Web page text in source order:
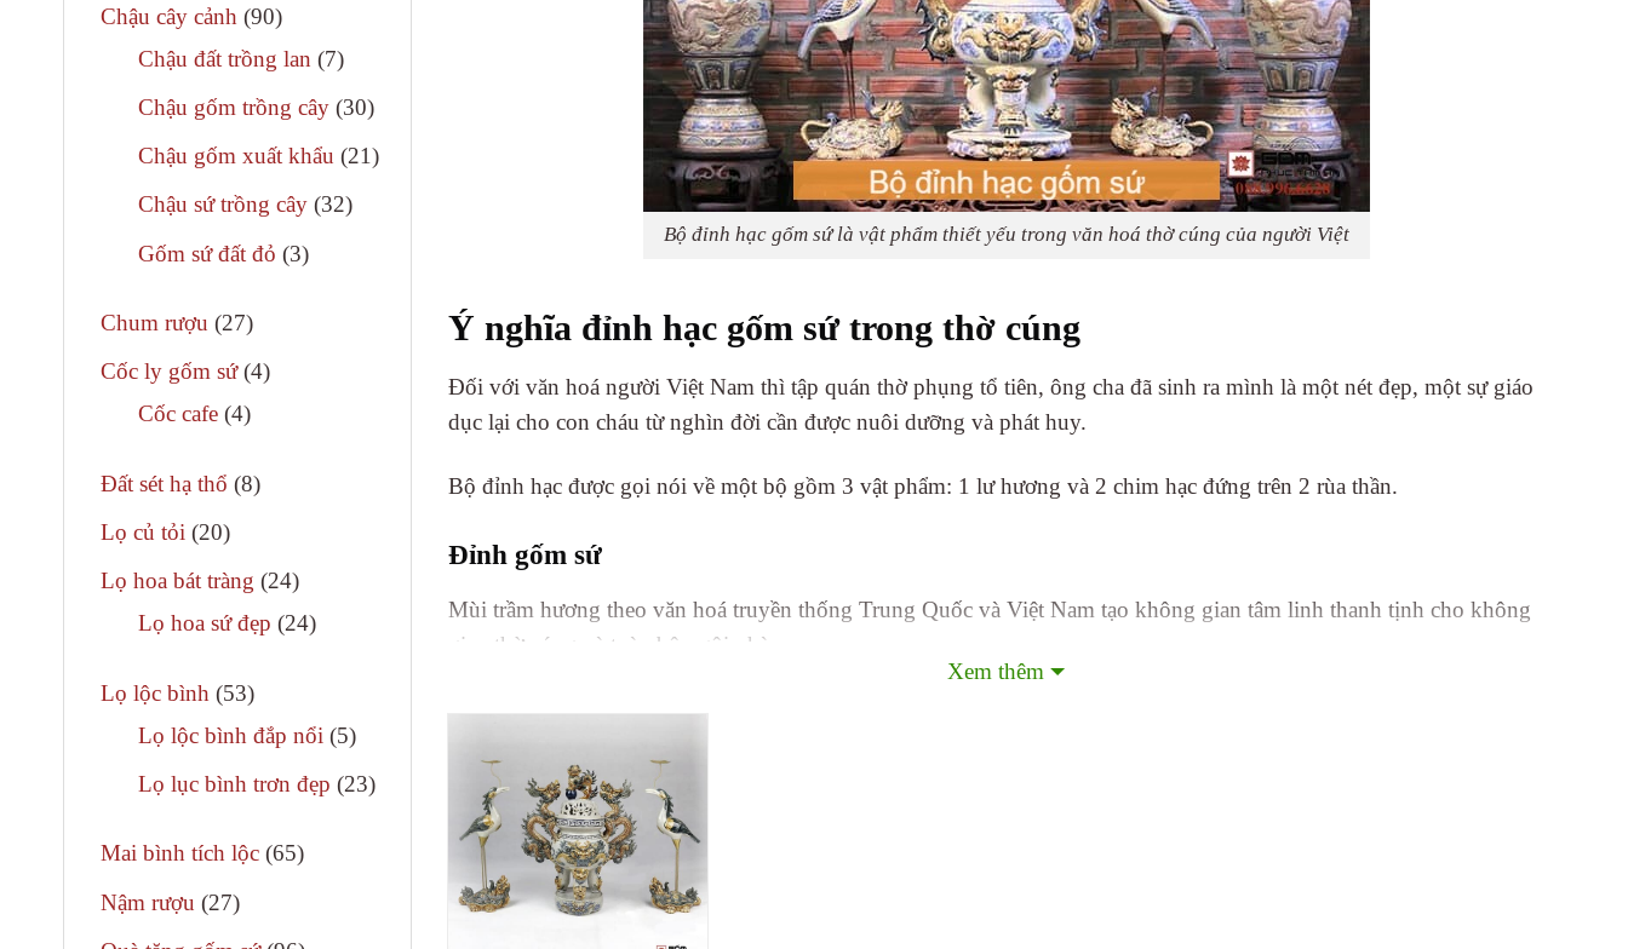
Chậu cây cảnh 9090
sản
Chậu đất trồng lan 77
phẩm
Chậu gốm trồng cây 3030
phẩm
Chậu gốm xuất khẩu 2121
Chậu sứ trồng cây 3232
Gốm sứ đất đỏ 33
Chum rượu 2727
phẩm
Cốc ly gốm sứ 44
Cốc cafe 44
phẩm
Đất sét hạ thổ 88
Lọ củ tỏi 2020
phẩm
Lọ hoa bát tràng 2424
sản
Lọ hoa sứ đẹp 2424
Lọ lộc bình 5353
sản
Lọ lộc bình đắp nổi 55
phẩm
Lọ lục bình trơn đẹp 2323
Mai bình tích lộc 6565
Nậm rượu 2727
Bộ đỉnh hạc gốm sứ là vật phẩm thiết yếu trong văn hoá thờ cúng của người Việt
Ý nghĩa đỉnh hạc gốm sứ trong thờ cúng
Đối với văn hoá người Việt Nam thì tập quán thờ phụng tổ tiên, ông cha đã sinh ra mình là một nét đẹp, một sự giáo
dục lại cho con cháu từ nghìn đời cần được nuôi dưỡng và phát huy.
Bộ đỉnh hạc được gọi nói về một bộ gồm 3 vật phẩm: 1 lư hương và 2 chim hạc đứng trên 2 rùa thần.
Đỉnh gốm sứ
Mùi trầm hương theo văn hoá truyền thống Trung Quốc và Việt Nam tạo không gian tâm linh thanh tịnh cho không
gian thờ cúng và toàn bộ ngôi nhà.
Thờ phụng tưởng nhớ tổ tiên trong mùi thơm làn khói trầm từ đỉnh sứ cùng sự hài hoà cân bằng của trời đất đại diện là
tục kiến tạo những nền móng mới cho con cháu sau nay.
Đỉnh được sử dụng phổ biến trong nhà thờ, đài tưởng niệm, nhà thờ họ, nghĩa trang, chùa chiền,…. với mục đích chính
là đốt trầm thay cho các loại hương vòng thay hương nén.
Xem thêm